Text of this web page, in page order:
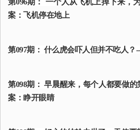
第096期： 一个人从飞机上掉下来，
案：飞机停在地上
第097期： 什么虎会吓人但并不吃人？
第098期： 早晨醒来，每个人都要做
案：睁开眼睛